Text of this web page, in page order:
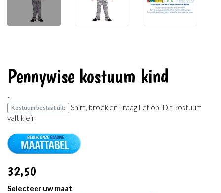
Pennywise kostuum kind
-
Kostuum bestaat uit:
Shirt, broek en kraag Let op! Dit kostuum
valt klein
32,50
Selecteer uw maat